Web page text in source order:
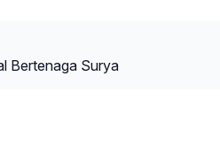
Bertenaga Surya